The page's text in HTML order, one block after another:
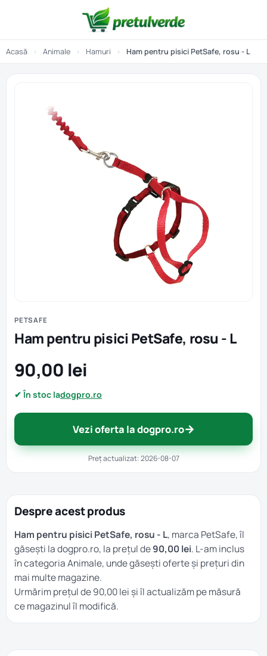
Acasă › Animale › Hamuri › Ham pentru pisici PetSafe, rosu - L
PETSAFE
Ham pentru pisici PetSafe, rosu - L
90,00 lei
✔ În stoc ladogpro.ro
Vezi oferta la dogpro.ro→
Preț actualizat: 2026-08-07
Despre acest produs
Ham pentru pisici PetSafe, rosu - L, marca PetSafe, îl
găsești la dogpro.ro, la prețul de90,00 lei. L-am inclus
în categoriaAnimale, unde găsești oferte și prețuri din
mai multe magazine.
Urmărim prețul de 90,00 lei și îl actualizăm pe măsură
ce magazinul îl modifică.